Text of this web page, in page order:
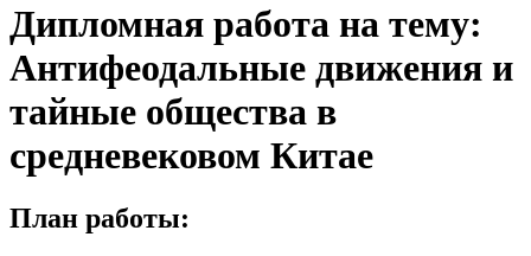
Дипломная работа на тему:
Антифеодальные движения и
тайные общества в
средневековом Китае
План работы: